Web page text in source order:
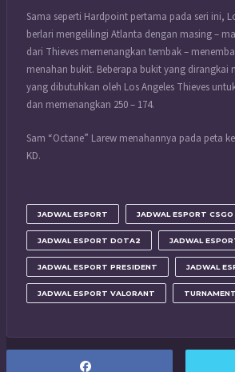
Sama seperti Hardpoint pertama pada seri ini,
berlari mengelilingi Atlanta dengan masing –
dari Thieves memenangkan tembak –
menahan bukit. Beberapa bukit yang dirangkai
yang dibutuhkan oleh Los Angeles Thieves
dan memenangkan 250 – 174.
Sam “Octane” Larew menahannya pada peta
KD.
JADWAL ESPORT JADWAL ESPORT CSGO
JADWAL ESPORT DOTA2 JADWAL
JADWAL ESPORT PRESIDENT JADWAL
JADWAL ESPORT VALORANT